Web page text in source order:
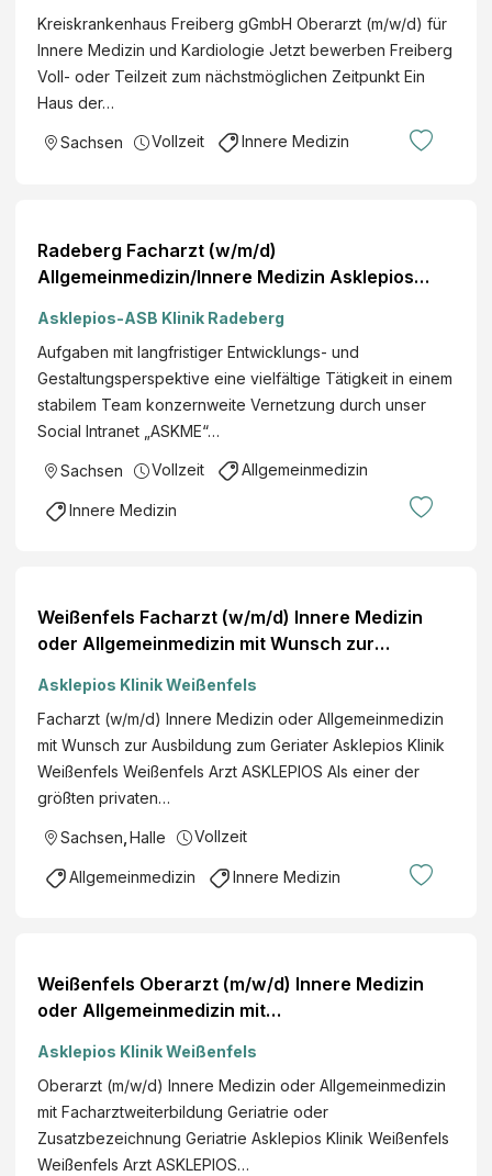
Kreiskrankenhaus Freiberg gGmbH Oberarzt (m/w/d) für
Innere Medizin und Kardiologie Jetzt bewerben Freiberg
Voll- oder Teilzeit zum nächstmöglichen Zeitpunkt Ein
Haus der…
Sachsen Vollzeit Innere Medizin
Radeberg Facharzt (w/m/d)
Allgemeinmedizin/Innere Medizin Asklepios
Asklepios-ASB Klinik Radeberg
Aufgaben mit langfristiger Entwicklungs- und
Gestaltungsperspektive eine vielfältige Tätigkeit in einem
stabilem Team konzernweite Vernetzung durch unser
Social Intranet „ASKME“…
Sachsen Vollzeit Allgemeinmedizin
Innere Medizin
Weißenfels Facharzt (w/m/d) Innere Medizin
oder Allgemeinmedizin mit Wunsch zur
Weissenfels Vollzeit/Teilzeit
Asklepios Klinik Weißenfels
Facharzt (w/m/d) Innere Medizin oder Allgemeinmedizin
mit Wunsch zur Ausbildung zum Geriater Asklepios Klinik
Weißenfels Weißenfels Arzt ASKLEPIOS Als einer der
größten privaten…
Sachsen Halle Vollzeit
Allgemeinmedizin Innere Medizin
Weißenfels Oberarzt (m/w/d) Innere Medizin
oder Allgemeinmedizin mit
Zusatzbezeichnung Geriatrie Asklepios Klinik
Weissenfels Vollzeit/Teilzeit
Asklepios Klinik Weißenfels
Oberarzt (m/w/d) Innere Medizin oder Allgemeinmedizin
mit Facharztweiterbildung Geriatrie oder
Zusatzbezeichnung Geriatrie Asklepios Klinik Weißenfels
Weißenfels Arzt ASKLEPIOS…